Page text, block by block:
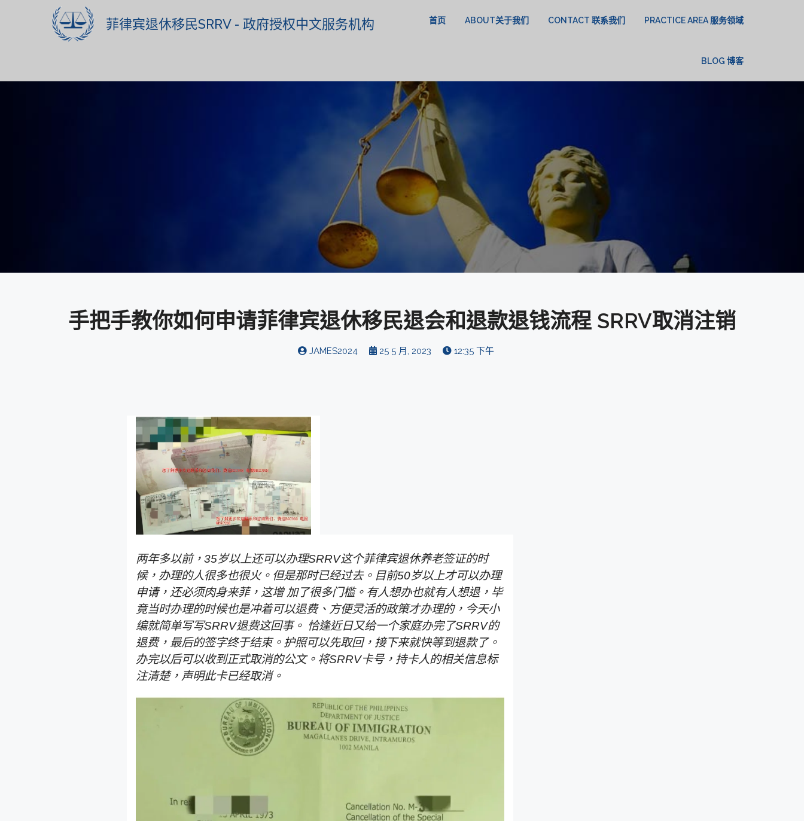
菲律宾退休移民SRRV - 政府授权中文服务机构 首页 ABOUT关于我们 CONTACT 联系我们 PRACTICE AREA 服务领域
BLOG 博客
手把手教你如何申请菲律宾退休移民退会和退款退钱流程 SRRV取消注销
JAMES2024 25 5 月, 2023 12:35 下午
两年多以前，35岁以上还可以办理SRRV这个菲律宾退休养老签证的时
候，办理的人很多也很火。但是那时已经过去。目前50岁以上才可以办理
申请，还必须肉身来菲，这增 加了很多门槛。有人想办也就有人想退，毕
竟当时办理的时候也是冲着可以退费、方便灵活的政策才办理的，今天小
编就简单写写SRRV退费这回事。 恰逢近日又给一个家庭办完了SRRV的
退费，最后的签字终于结束。护照可以先取回，接下来就快等到退款了。
办完以后可以收到正式取消的公文。将SRRV卡号，持卡人的相关信息标
注清楚，声明此卡已经取消。